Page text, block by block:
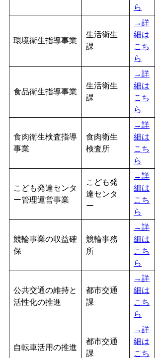
ら
環境衛生指導事業
生活衛生
課
→詳
細は
こち
ら
食品衛生指導事業
生活衛生
課
→詳
細は
こち
ら
食肉衛生検査指導
事業
食肉衛生
検査所
→詳
細は
こち
ら
こども発達センタ
ー管理運営事業
こども発
達センタ
ー
→詳
細は
こち
ら
競輪事業の収益確
保
競輪事務
所
→詳
細は
こち
ら
公共交通の維持と
活性化の推進
都市交通
課
→詳
細は
こち
ら
自転車活用の推進
都市交通
課
→詳
細は
こち